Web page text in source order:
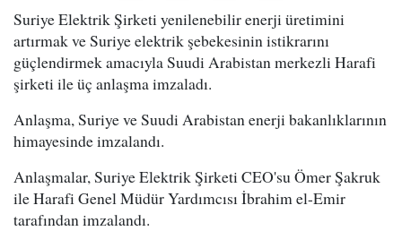
Suriye Elektrik Şirketi yenilenebilir enerji üretimini
artırmak ve Suriye elektrik şebekesinin istikrarını
güçlendirmek amacıyla Suudi Arabistan merkezli Harafi
şirketi ile üç anlaşma imzaladı.
Anlaşma, Suriye ve Suudi Arabistan enerji bakanlıklarının
himayesinde imzalandı.
Anlaşmalar, Suriye Elektrik Şirketi CEO'su Ömer Şakruk
ile Harafi Genel Müdür Yardımcısı İbrahim el-Emir
tarafından imzalandı.